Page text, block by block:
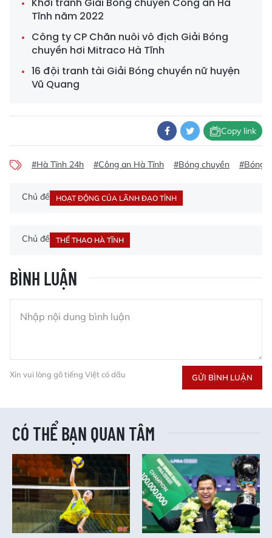
Khởi tranh Giải Bóng chuyền Công an Hà
Tĩnh năm 2022
Công ty CP Chăn nuôi vô địch Giải Bóng
chuyền hơi Mitraco Hà Tĩnh
16 đội tranh tài Giải Bóng chuyền nữ huyện
Vũ Quang
Copy link
#Hà Tĩnh 24h #Công an Hà Tĩnh #Bóng chuyền #Bóng
Chủ đề HOẠT ĐỘNG CỦA LÃNH ĐẠO TỈNH
Chủ đề THỂ THAO HÀ TĨNH
BÌNH LUẬN
Xin vui lòng gõ tiếng Việt có dấu GỬI BÌNH LUẬN
CÓ THỂ BẠN QUAN TÂM